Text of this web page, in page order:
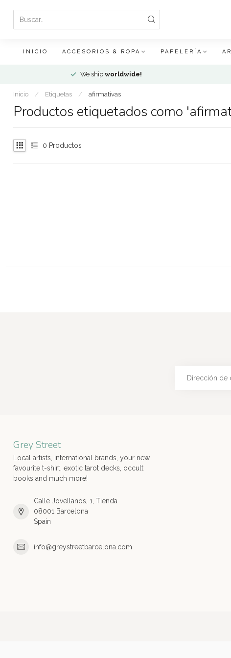
INICIO ACCESORIOS & ROPA PAPELERÍA
We ship worldwide!
Inicio / Etiquetas / afirmativas
Productos etiquetados como
0 Productos
Grey Street
Local artists, international brands, your new
favourite t-shirt, exotic tarot decks, occult
books and much more!
Calle Jovellanos, 1, Tienda
08001 Barcelona
Spain
info@greystreetbarcelona.com